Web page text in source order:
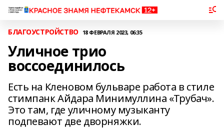
БЛАГОУСТРОЙСТВО 18 ФЕВРАЛЯ 2023, 06:35
Уличное трио
воссоединилось
Есть на Кленовом бульваре работа в стиле
стимпанк Айдара Минимуллина «Трубач».
Это там, где уличному музыканту
подпевают две дворняжки.